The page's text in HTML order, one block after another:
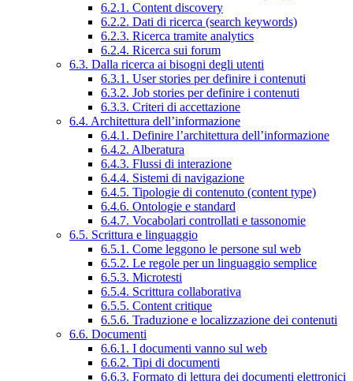
6.2.1. Content discovery
6.2.2. Dati di ricerca (search keywords)
6.2.3. Ricerca tramite analytics
6.2.4. Ricerca sui forum
6.3. Dalla ricerca ai bisogni degli utenti
6.3.1. User stories per definire i contenuti
6.3.2. Job stories per definire i contenuti
6.3.3. Criteri di accettazione
6.4. Architettura dell’informazione
6.4.1. Definire l’architettura dell’informazione
6.4.2. Alberatura
6.4.3. Flussi di interazione
6.4.4. Sistemi di navigazione
6.4.5. Tipologie di contenuto (content type)
6.4.6. Ontologie e standard
6.4.7. Vocabolari controllati e tassonomie
6.5. Scrittura e linguaggio
6.5.1. Come leggono le persone sul web
6.5.2. Le regole per un linguaggio semplice
6.5.3. Microtesti
6.5.4. Scrittura collaborativa
6.5.5. Content critique
6.5.6. Traduzione e localizzazione dei contenuti
6.6. Documenti
6.6.1. I documenti vanno sul web
6.6.2. Tipi di documenti
6.6.3. Formato di lettura dei documenti elettronici